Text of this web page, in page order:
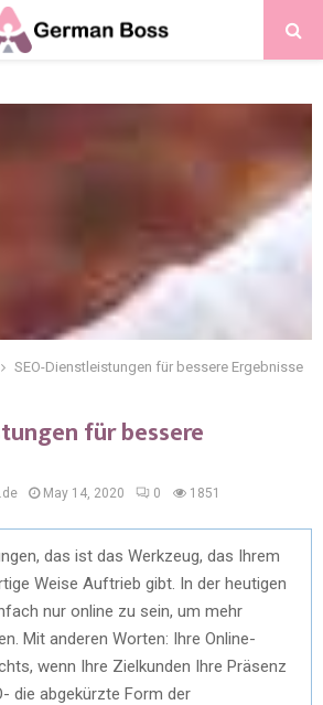
SEO-Dienstleistungen für bessere Ergebnisse
für bessere
May 14, 2020 0 1851
das ist das Werkzeug, das Ihrem
Weise Auftrieb gibt. In der heutigen
nur online zu sein, um mehr
Mit anderen Worten: Ihre Online-
wenn Ihre Zielkunden Ihre Präsenz
die abgekürzte Form der